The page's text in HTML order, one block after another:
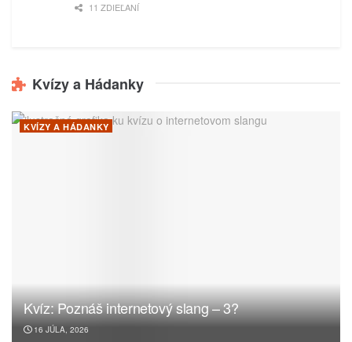
11 ZDIEĽANÍ
Kvízy a Hádanky
KVÍZY A HÁDANKY
Kvíz: Poznáš internetový slang – 3?
16 JÚLA, 2026